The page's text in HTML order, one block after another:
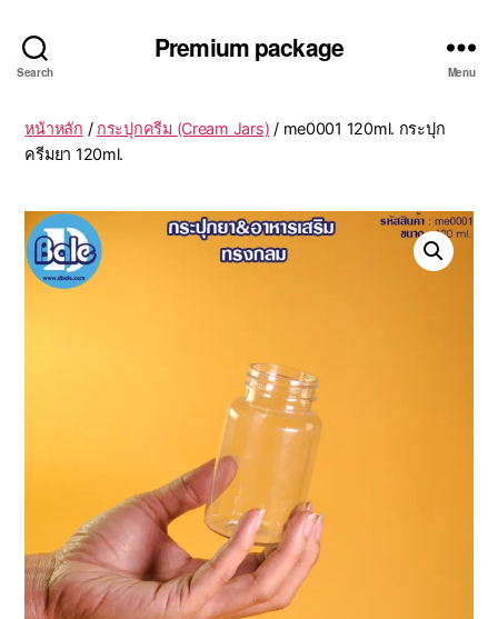
Search
Premium package
Menu
หน้าหลัก / กระปุกครีม (Cream Jars) / me0001 120ml. กระปุก
ครีมยา 120ml.